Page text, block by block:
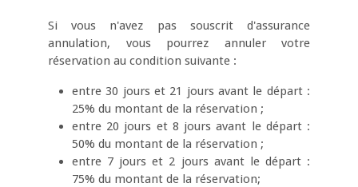
Si vous n'avez pas souscrit d'assurance
annulation, vous pourrez annuler votre
réservation au condition suivante :
entre 30 jours et 21 jours avant le départ :
25% du montant de la réservation ;
entre 20 jours et 8 jours avant le départ :
50% du montant de la réservation ;
entre 7 jours et 2 jours avant le départ :
75% du montant de la réservation;